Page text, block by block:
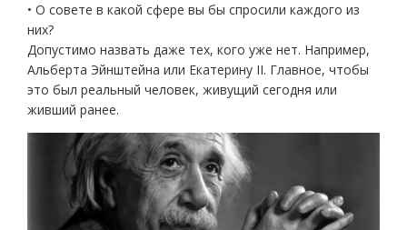
• О совете в какой сфере вы бы спросили каждого из
них?
Допустимо назвать даже тех, кого уже нет. Например,
Альберта Эйнштейна или Екатерину II. Главное, чтобы
это был реальный человек, живущий сегодня или
живший ранее.